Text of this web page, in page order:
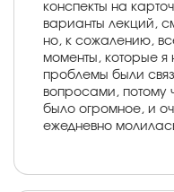
конспекты на
варианты лекций,
но, к сожалению,
моменты, которые я
проблемы были
вопросами, потому
было огромное, и
ежедневно